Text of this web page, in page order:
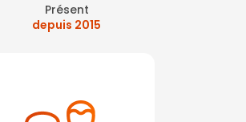
Présent
depuis 2015